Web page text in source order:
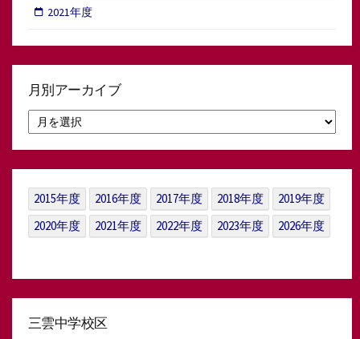
2021年度
月別アーカイブ
別
ア
イ
ブ
2015年度 2016年度 2017年度 2018年度
2019年度
2020年度
2021年度 2022年度 2023年度 2026年度
三雲中学校区